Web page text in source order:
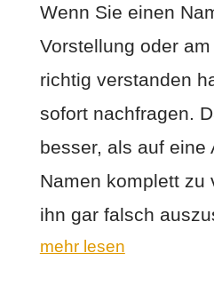
Wenn Sie einen
Vorstellung oder
richtig verstanden
sofort nachfragen.
besser, als auf eine
Namen komplett zu
ihn gar falsch
mehr lesen